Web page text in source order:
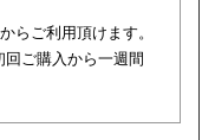
らご利用頂けます。
回ご購入から一週間